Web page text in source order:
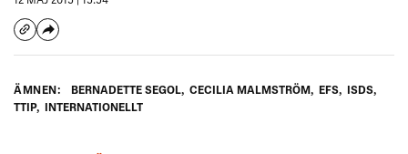
ÄMNEN: BERNADETTE SEGOL, CECILIA MALMSTRÖM, EFS, ISDS,
TTIP, INTERNATIONELLT